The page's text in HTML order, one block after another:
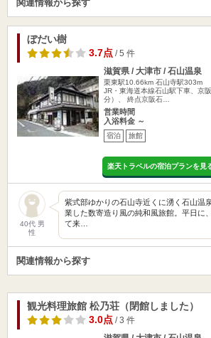
関連情報から探す
ぼだい樹
3.7点/ 5 件
滋賀県 / 大津市 / 石山温泉
栗東駅10.66km 石山寺駅303m
JR・東海道本線石山駅下車、京
分）、 終点京阪石…
営業時間
入浴料金 ～
宿泊 旅館
楽天トラベルの宿泊プランを見
40代 男
性
紫式部ゆかりの石山寺近くに湧く石山温
業した数寄造り風の純和風旅館。平日に
て来…
関連情報から探す
観光料理旅館 松乃荘（閉館しました）
3.0点/ 3 件